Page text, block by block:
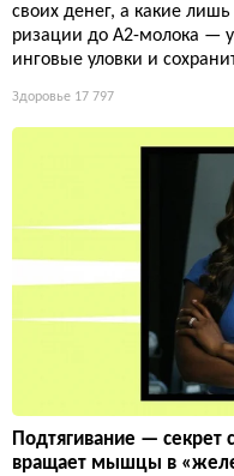
своих денег, а какие
ризации до А2-молока —
инговые уловки и
Здоровье 17 797
Подтягивание — секрет
вращает мышцы в